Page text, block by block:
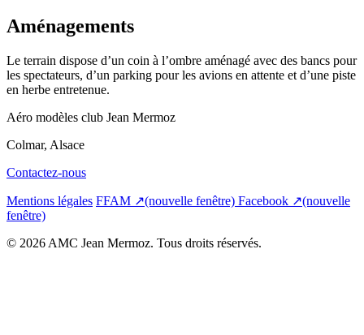
Aménagements
Le terrain dispose d’un coin à l’ombre aménagé avec des bancs pour
les spectateurs, d’un parking pour les avions en attente et d’une piste
en herbe entretenue.
Aéro modèles club Jean Mermoz
Colmar, Alsace
Contactez-nous
Mentions légales FFAM ↗(nouvelle fenêtre) Facebook ↗(nouvelle
fenêtre)
© 2026 AMC Jean Mermoz. Tous droits réservés.